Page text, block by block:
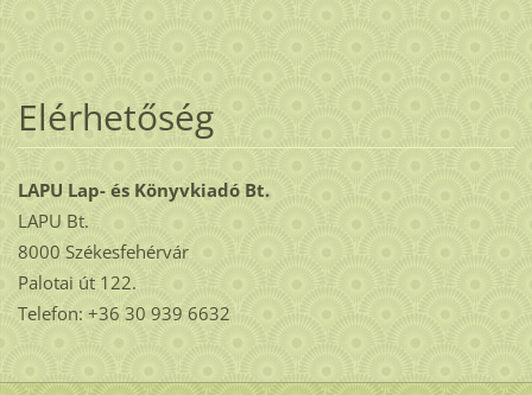
Elérhetőség
LAPU Lap- és Könyvkiadó Bt.
LAPU Bt.
8000 Székesfehérvár
Palotai út 122.
Telefon: +36 30 939 6632